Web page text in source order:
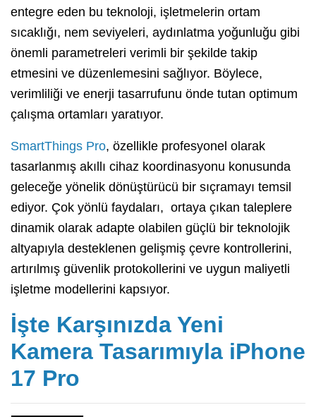
entegre eden bu teknoloji, işletmelerin ortam
sıcaklığı, nem seviyeleri, aydınlatma yoğunluğu gibi
önemli parametreleri verimli bir şekilde takip
etmesini ve düzenlemesini sağlıyor. Böylece,
verimliliği ve enerji tasarrufunu önde tutan optimum
çalışma ortamları yaratıyor.
SmartThings Pro, özellikle profesyonel olarak
tasarlanmış akıllı cihaz koordinasyonu konusunda
geleceğe yönelik dönüştürücü bir sıçramayı temsil
ediyor. Çok yönlü faydaları, ortaya çıkan taleplere
dinamik olarak adapte olabilen güçlü bir teknolojik
altyapıyla desteklenen gelişmiş çevre kontrollerini,
artırılmış güvenlik protokollerini ve uygun maliyetli
işletme modellerini kapsıyor.
İşte Karşınızda Yeni
Kamera Tasarımıyla iPhone
17 Pro